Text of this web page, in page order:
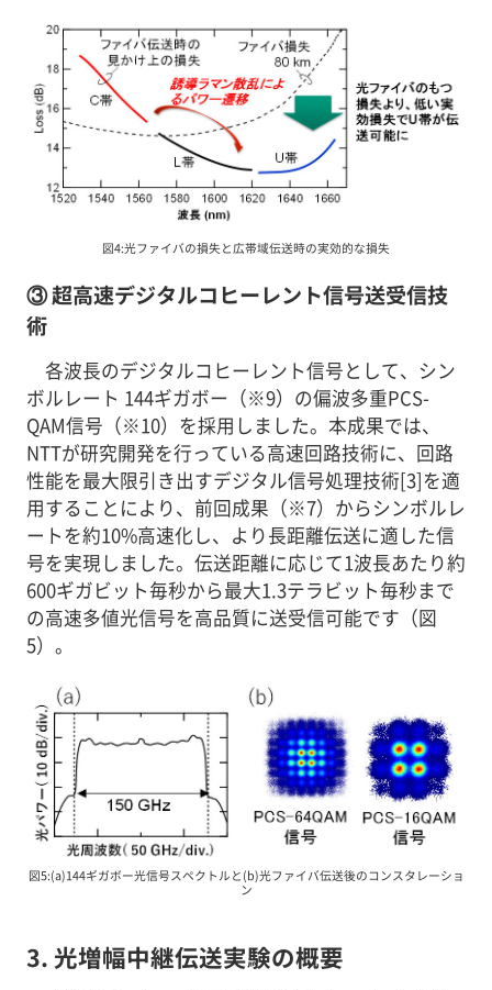
図4:光ファイバの損失と広帯域伝送時の実効的な損失
③ 超高速デジタルコヒーレント信号送受信技
術
各波長のデジタルコヒーレント信号として、シン
ボルレート 144ギガボー（※9）の偏波多重PCS-
QAM信号（※10）を採用しました。本成果では、
NTTが研究開発を行っている高速回路技術に、回路
性能を最大限引き出すデジタル信号処理技術[3]を適
用することにより、前回成果（※7）からシンボルレ
ートを約10%高速化し、より長距離伝送に適した信
号を実現しました。伝送距離に応じて1波長あたり約
600ギガビット毎秒から最大1.3テラビット毎秒まで
の高速多値光信号を高品質に送受信可能です（図
5）。
図5:(a)144ギガボー光信号スペクトルと(b)光ファイバ伝送後のコンスタレーショ
ン
3. 光増幅中継伝送実験の概要